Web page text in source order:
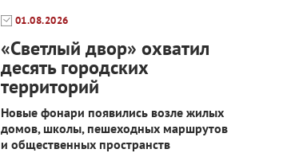
01.08.2026
«Светлый двор» охватил
десять городских
территорий
Новые фонари появились возле жилых
домов, школы, пешеходных маршрутов
и общественных пространств